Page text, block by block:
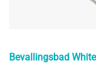
Bevallingsbad